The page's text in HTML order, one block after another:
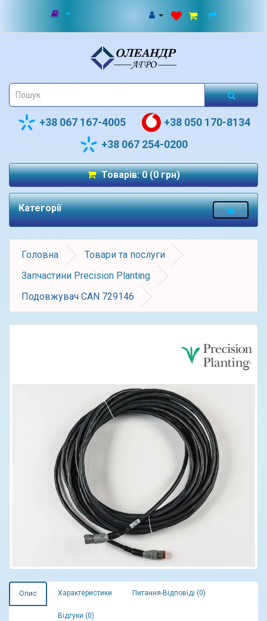
+38 067 167-4005
+38 050 170-8134
+38 067 254-0200
Товарів: 0 (0 грн)
Категорії
Головна
Товари та послуги
Запчастини Precision Planting
Подовжувач CAN 729146
Опис Характеристики Питання-Відповіді (0)
Відгуки (0)